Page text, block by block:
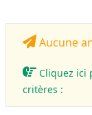
Aucune
Cliquez ici
critères :